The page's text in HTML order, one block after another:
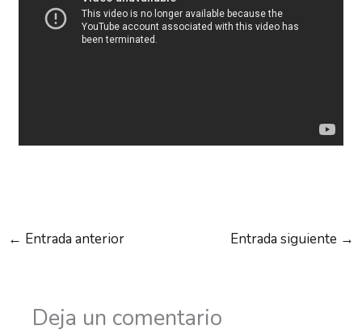
← Entrada anterior Entrada siguiente →
Deja un comentario